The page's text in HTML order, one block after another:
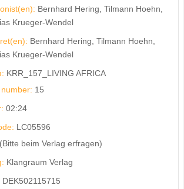
Bernhard Hering, Tilmann Hoehn,
Krueger-Wendel
Bernhard Hering, Tilmann Hoehn,
Krueger-Wendel
KRR_157_LIVING AFRICA
15
02:24
LC05596
(Bitte beim Verlag erfragen)
Klangraum Verlag
DEK502115715